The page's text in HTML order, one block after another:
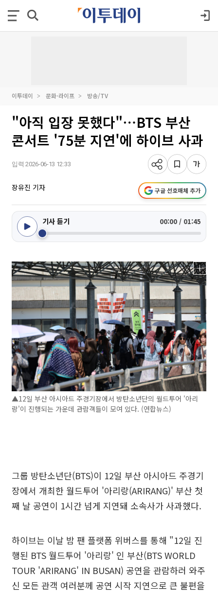
이투데이 문화·라이프 방송/TV
"아직 입장 못했다"⋯BTS 부산
콘서트 '75분 지연'에 하이브 사과
입력 2026-06-13 12:33
장유진 기자 구글 선호매체 추가
기사 듣기 00:00 / 01:45
▲12일 부산 아시아드 주경기장에서 방탄소년단의 월드투어 '아리
랑'이 진행되는 가운데 관람객들이 모여 있다. (연합뉴스)
그룹 방탄소년단(BTS)이 12일 부산 아시아드 주경기
장에서 개최한 월드투어 '아리랑(ARIRANG)' 부산 첫
째 날 공연이 1시간 넘게 지연돼 소속사가 사과했다.
하이브는 이날 밤 팬 플랫폼 위버스를 통해 "12일 진
행된 BTS 월드투어 '아리랑' 인 부산(BTS WORLD
TOUR 'ARIRANG' IN BUSAN) 공연을 관람하러 와주
신 모든 관객 여러분께 공연 시작 지연으로 큰 불편을